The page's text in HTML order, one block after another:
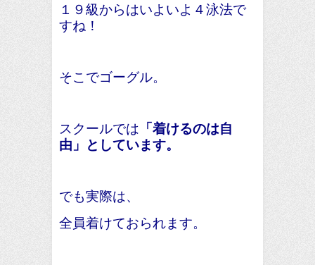
１９級からはいよいよ４泳法で
すね！
そこでゴーグル。
スクールでは 「着けるのは自
由」としています。
でも実際は、
全員着けておられます。